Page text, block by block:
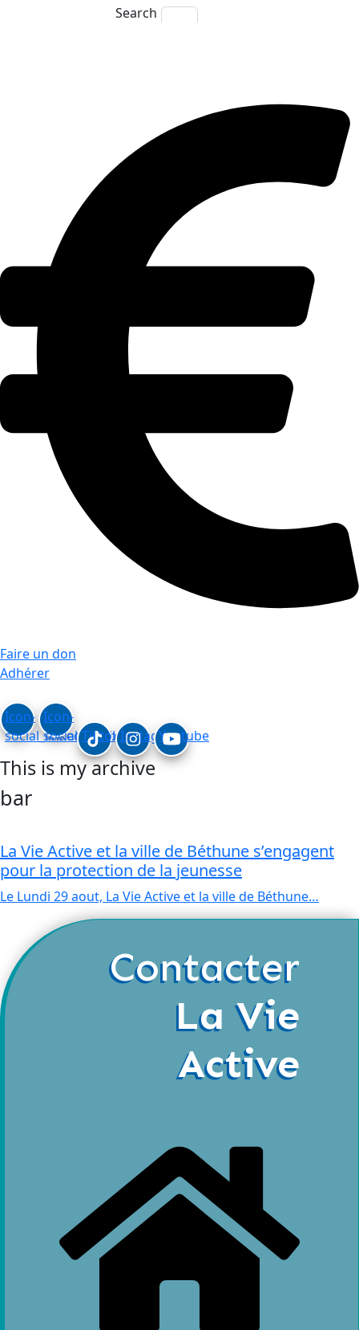
Faire un don
Adhérer
Icon-
social_linkedin
Icon-
social_facebook
TiktokInstagramYoutube
Search
This is my archive
bar
La Vie Active et la ville de Béthune s’engagent
pour la protection de la jeunesse
Le Lundi 29 aout, La Vie Active et la ville de Béthune…
Contacter
La Vie
Active